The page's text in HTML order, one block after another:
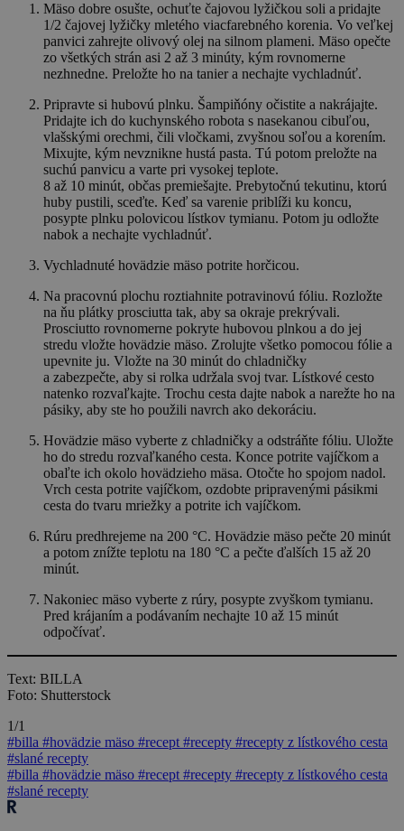
Mäso dobre osušte, ochuťte čajovou lyžičkou soli a pridajte
1/2 čajovej lyžičky mletého viacfarebného korenia. Vo veľkej
panvici zahrejte olivový olej na silnom plameni. Mäso opečte
zo všetkých strán asi 2 až 3 minúty, kým rovnomerne
nezhnedne. Preložte ho na tanier a nechajte vychladnúť.
Pripravte si hubovú plnku. Šampiňóny očistite a nakrájajte.
Pridajte ich do kuchynského robota s nasekanou cibuľou,
vlašskými orechmi, čili vločkami, zvyšnou soľou a korením.
Mixujte, kým nevznikne hustá pasta. Tú potom preložte na
suchú panvicu a varte pri vysokej teplote.
8 až 10 minút, občas premiešajte. Prebytočnú tekutinu, ktorú
huby pustili, sceďte. Keď sa varenie priblíži ku koncu,
posypte plnku polovicou lístkov tymianu. Potom ju odložte
nabok a nechajte vychladnúť.
Vychladnuté hovädzie mäso potrite horčicou.
Na pracovnú plochu roztiahnite potravinovú fóliu. Rozložte
na ňu plátky prosciutta tak, aby sa okraje prekrývali.
Prosciutto rovnomerne pokryte hubovou plnkou a do jej
stredu vložte hovädzie mäso. Zrolujte všetko pomocou fólie a
upevnite ju. Vložte na 30 minút do chladničky
a zabezpečte, aby si rolka udržala svoj tvar. Lístkové cesto
natenko rozvaľkajte. Trochu cesta dajte nabok a narežte ho na
pásiky, aby ste ho použili navrch ako dekoráciu.
Hovädzie mäso vyberte z chladničky a odstráňte fóliu. Uložte
ho do stredu rozvaľkaného cesta. Konce potrite vajíčkom a
obaľte ich okolo hovädzieho mäsa. Otočte ho spojom nadol.
Vrch cesta potrite vajíčkom, ozdobte pripravenými pásikmi
cesta do tvaru mriežky a potrite ich vajíčkom.
Rúru predhrejeme na 200 °C. Hovädzie mäso pečte 20 minút
a potom znížte teplotu na 180 °C a pečte ďalších 15 až 20
minút.
Nakoniec mäso vyberte z rúry, posypte zvyškom tymianu.
Pred krájaním a podávaním nechajte 10 až 15 minút
odpočívať.
Text: BILLA
Foto: Shutterstock
1/1
#billa #hovädzie mäso #recept #recepty #recepty z lístkového cesta
#slané recepty
#billa #hovädzie mäso #recept #recepty #recepty z lístkového cesta
#slané recepty